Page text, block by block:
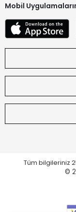
Mobil
Tüm bilgileriniz
©